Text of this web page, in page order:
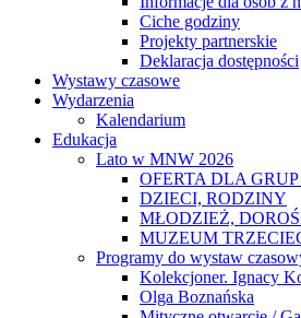
Ciche godziny
Projekty partnerskie
Deklaracja dostępności
Wystawy czasowe
Wydarzenia
Kalendarium
Edukacja
Lato w MNW 2026
OFERTA DLA
DZIECI, RODZINY
MŁODZIEŻ,
MUZEUM
Programy do wystaw
Kolekcjoner. Ignacy
Olga Boznańska